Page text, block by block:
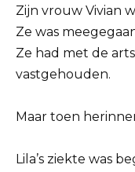
Zijn vrouw Vivian
Ze was
Ze had met de
vastgehouden.
Maar toen
Lila’s ziekte was